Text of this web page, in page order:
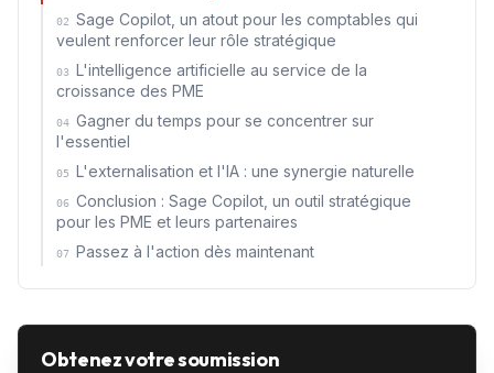
02
Sage Copilot, un atout pour les comptables qui
veulent renforcer leur rôle stratégique
03
L'intelligence artificielle au service de la
croissance des PME
04 Gagner du temps pour se concentrer sur
l'essentiel
05 L'externalisation et l'IA : une synergie naturelle
06 Conclusion : Sage Copilot, un outil stratégique
pour les PME et leurs partenaires
07 Passez à l'action dès maintenant
Obtenez votre soumission